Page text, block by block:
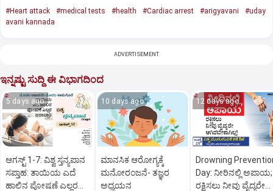
#Heart attack #medical tests #health #Cardiac arrest #arigyavani
#uday
avani kannada
ADVERTISEMENT
ಇನ್ನಷ್ಟು ಸುದ್ದಿ ಈ ವಿಭಾಗದಿಂದ
5 days ago
ಆಗಸ್ಟ್‌ 1-7: ವಿಶ್ವ ಸ್ತನ್ಯಪಾನ
ಸಪ್ತಾಹ: ತಾಯಿಯ ಎದೆ
ಹಾಲಿನ ಪೋಷಣೆ ಎಲ್ಲರ
10 days ago
ಮಾನಸಿಕ ಆರೋಗ್ಯಕ್ಕೆ
ಮನೋರಂಜನೆ- ತಜ್ಞರ
ಅಧ್ಯಯನ
12 days ago
Drowning
Day: ನೀರಿನಲ್ಲಿ ಅಪಾಯ;
ರಕ್ಷಿಸಲು ನೀವು ವೈದ್ಯರೇ